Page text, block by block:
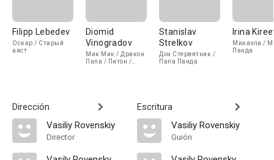
Filipp Lebedev
Оскар / Старый
аист
Diomid
Vinogradov
Мик Мик / Дракон
Папа / Питон /
Stanislav
Strelkov
Дон Стервятник /
Папа Панда
Irina
Микаэла /
Панда
Dirección
Vasiliy Rovenskiy
Director
Escritura
Vasiliy Rovenskiy
Guión